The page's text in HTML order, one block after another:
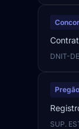
DNIT-
SUP.